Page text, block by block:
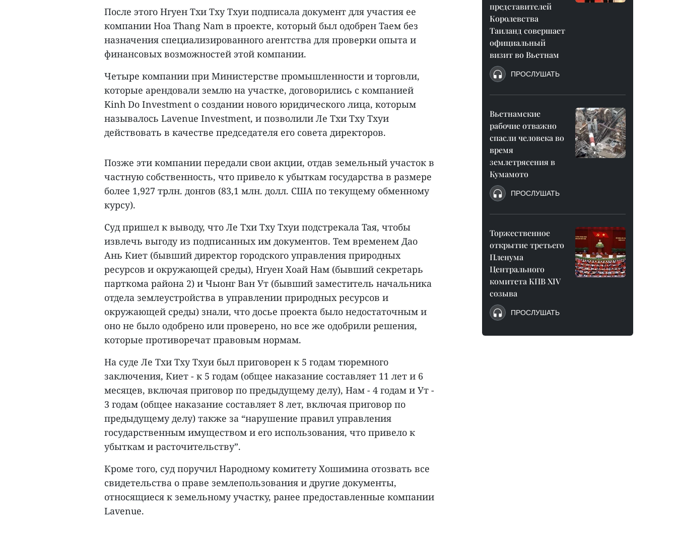
После этого Нгуен Тхи Тху Тхуи подписала документ для участия ее
компании Hoa Thang Nam в проекте, который был одобрен Таем без
назначения специализированного агентства для проверки опыта и
финансовых возможностей этой компании.
Четыре компании при Министерстве промышленности и торговли,
которые арендовали землю на участке, договорились с компанией
Kinh Do Investment о создании нового юридического лица, которым
называлось Lavenue Investment, и позволили Ле Тхи Тху Тхуи
действовать в качестве председателя его совета директоров.
Позже эти компании передали свои акции, отдав земельный участок в
частную собственность, что привело к убыткам государства в размере
более 1,927 трлн. донгов (83,1 млн. долл. США по текущему обменному
курсу).
Суд пришел к выводу, что Ле Тхи Тху Тхуи подстрекала Тая, чтобы
извлечь выгоду из подписанных им документов. Тем временем Дао
Ань Киет (бывший директор городского управления природных
ресурсов и окружающей среды), Нгуен Хоай Нам (бывший секретарь
парткома района 2) и Чыонг Ван Ут (бывший заместитель начальника
отдела землеустройства в управлении природных ресурсов и
окружающей среды) знали, что досье проекта было недостаточным и
оно не было одобрено или проверено, но все же одобрили решения,
которые противоречат правовым нормам.
На суде Ле Тхи Тху Тхуи был приговорен к 5 годам тюремного
заключения, Киет - к 5 годам (общее наказание составляет 11 лет и 6
месяцев, включая приговор по предыдущему делу), Нам - 4 годам и Ут -
3 годам (общее наказание составляет 8 лет, включая приговор по
предыдущему делу) также за “нарушение правил управления
государственным имуществом и его использования, что привело к
убыткам и расточительству”.
Кроме того, суд поручил Народному комитету Хошимина отозвать все
свидетельства о праве землепользования и другие документы,
относящиеся к земельному участку, ранее предоставленные компании
Lavenue.
представителей
Королевства
Таиланд совершает
официальный
визит во Вьетнам
ПРОСЛУШАТЬ
Вьетнамские
рабочие отважно
спасли человека во
время
землетрясения в
Кумамото
ПРОСЛУШАТЬ
Торжественное
открытие третьего
Пленума
Центрального
комитета КПВ XIV
созыва
ПРОСЛУШАТЬ